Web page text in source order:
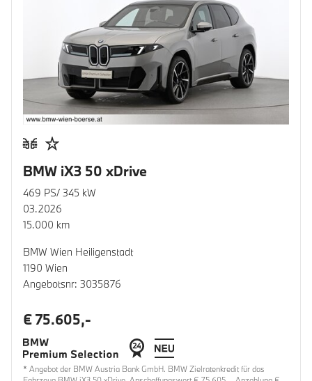
BMW iX3 50 xDrive
469 PS/ 345 kW
03.2026
15.000 km
BMW Wien Heiligenstadt
1190 Wien
Angebotsnr: 3035876
€ 75.605,-
* Angebot der BMW Austria Bank GmbH. BMW Zielratenkredit für das